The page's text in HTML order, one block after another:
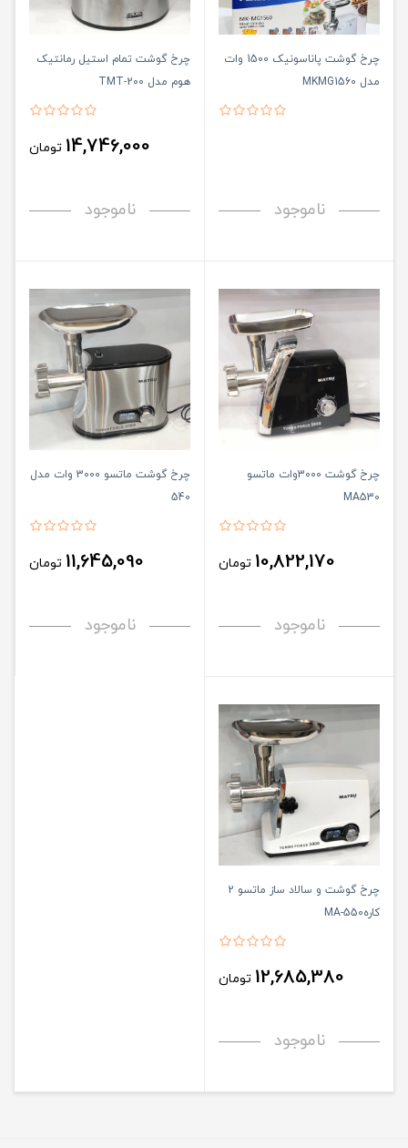
چرخ گوشت پاناسونیک 1500 وات
مدل MKMG1560
ناموجود
چرخ گوشت تمام استیل رمانتیک
هوم مدل TMT-200
14,746,000 تومان
ناموجود
چرخ گوشت 3000وات ماتسو
MA530
10,822,170 تومان
ناموجود
چرخ گوشت ماتسو 3000 وات مدل
540
11,645,090 تومان
ناموجود
چرخ گوشت و سالاد ساز ماتسو 2
کارهMA-550
12,685,380 تومان
ناموجود